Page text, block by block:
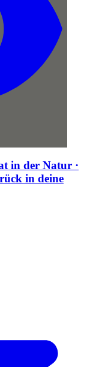
in der Natur ·
in deine